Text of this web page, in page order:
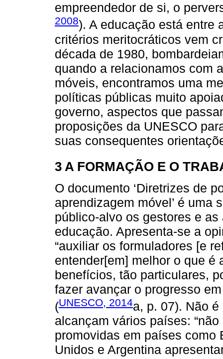
empreendedor de si, o
2008). A educação está entre
critérios meritocráticos vem
década de 1980,
quando a relacionamos com
móveis, encontramos uma
políticas públicas muito
governo, aspectos que
proposições da UNESCO
suas consequentes
3 A FORMAÇÃO E O
O documento ‘Diretrizes de
aprendizagem móvel’ é uma
público-alvo os gestores e
educação. Apresenta-se a
“auxiliar os formuladores [e
entender[em] melhor o que é
benefícios, tão particulares,
fazer avançar o progresso
(UNESCO, 2014a, p. 07). Não
alcançam vários países:
promovidas em países como
Unidos e Argentina